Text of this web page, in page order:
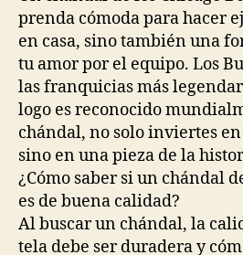
prenda cómoda para hacer
en casa, sino también una
tu amor por el equipo. Los
las franquicias más
logo es reconocido
chándal, no solo inviertes
sino en una pieza de la
¿Cómo saber si un chándal
es de buena calidad?
Al buscar un chándal, la
tela debe ser duradera y